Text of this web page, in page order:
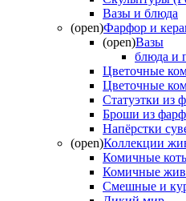
Вазы и блюда
(open)Фарфор и
(open)Вазы
блюда и
Цветочные
Цветочные
Статуэтки из
Броши из
Напёрстки
(open)Коллекции
Комичные
Комичные
Смешные и